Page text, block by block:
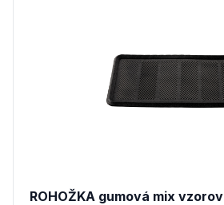
ROHOŽKA gumová mix vzorov